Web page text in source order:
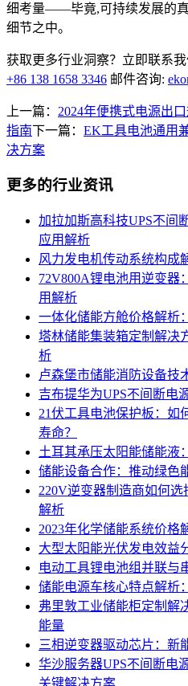
细考量——毕竟,可持续发展的
细节之中。
获取更多行业洞察？立即联系
+86 138 1658 3346 邮件咨询:
上一篇： 2024年便携式电源出
指南下一篇： EK工具电池通用
决方案
更多的行业资讯
加拉加斯高科技UPS不间
应用解析
风力发电机传动系统构成
72V800A锂电池用逆变器
用解析
一体化储能方舱价格解析
塔林储能集装箱定制解决
析
卢森堡市储能消防设备技
吉布提华为UPS不间断电
21伏工具电池保护板：如
寿命？
土耳其承压太阳能储能液
储能设备合作：推动绿色
220V逆变器制造商如何
解析
2023年化学储能系统价格
大型太阳能光伏发电效益
电动工具锂电池组并联与
储能电源车核心特点解析
弗里敦工业储能柜定制解
能量
三相逆变器驱动芯片：新
华沙服务器UPS不间断电
关键解决方案